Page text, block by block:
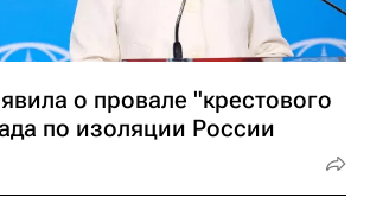
о провале "крестового
по изоляции России